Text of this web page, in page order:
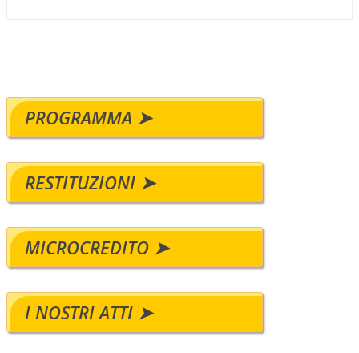
PROGRAMMA ➤
RESTITUZIONI ➤
MICROCREDITO ➤
I NOSTRI ATTI ➤